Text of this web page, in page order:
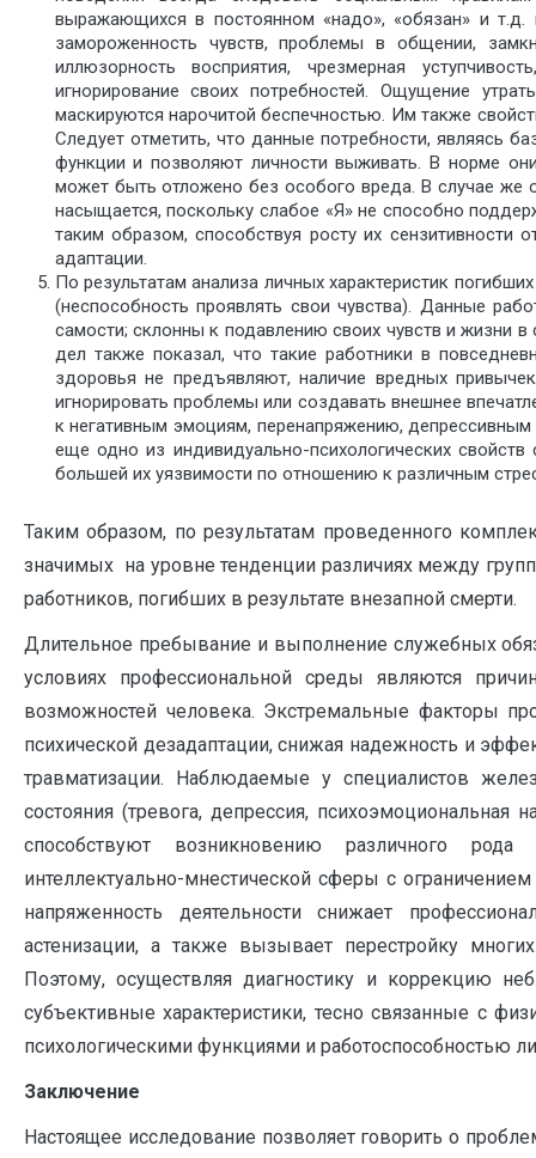
выражающихся в постоянном «надо», «обязан» и т.д.
замороженность чувств, проблемы в общении,
иллюзорность восприятия, чрезмерная
игнорирование своих потребностей. Ощущение
маскируются нарочитой беспечностью. Им также
Следует отметить, что данные потребности, являясь
функции и позволяют личности выживать. В норме
может быть отложено без особого вреда. В случае же
насыщается, поскольку слабое «Я» не способно
таким образом, способствуя росту их
адаптации.
По результатам анализа личных характеристик
(неспособность проявлять свои чувства). Данные
самости; склонны к подавлению своих чувств и жизни
дел также показал, что такие работники в
здоровья не предъявляют, наличие вредных
игнорировать проблемы или создавать внешнее
к негативным эмоциям, перенапряжению,
еще одно из индивидуально-психологических
большей их уязвимости по отношению к различным
Таким образом, по результатам проведенного
значимых на уровне тенденции различиях между
работников, погибших в результате внезапной смерти.
Длительное пребывание и выполнение служебных
условиях профессиональной среды являются
возможностей человека. Экстремальные факторы
психической дезадаптации, снижая надежность и
травматизации. Наблюдаемые у специалистов
состояния (тревога, депрессия, психоэмоциональная
способствуют возникновению различного рода
интеллектуально-мнестической сферы с
напряженность деятельности снижает
астенизации, а также вызывает перестройку
Поэтому, осуществляя диагностику и коррекцию
субъективные характеристики, тесно связанные с
психологическими функциями и работоспособностью
Заключение
Настоящее исследование позволяет говорить о